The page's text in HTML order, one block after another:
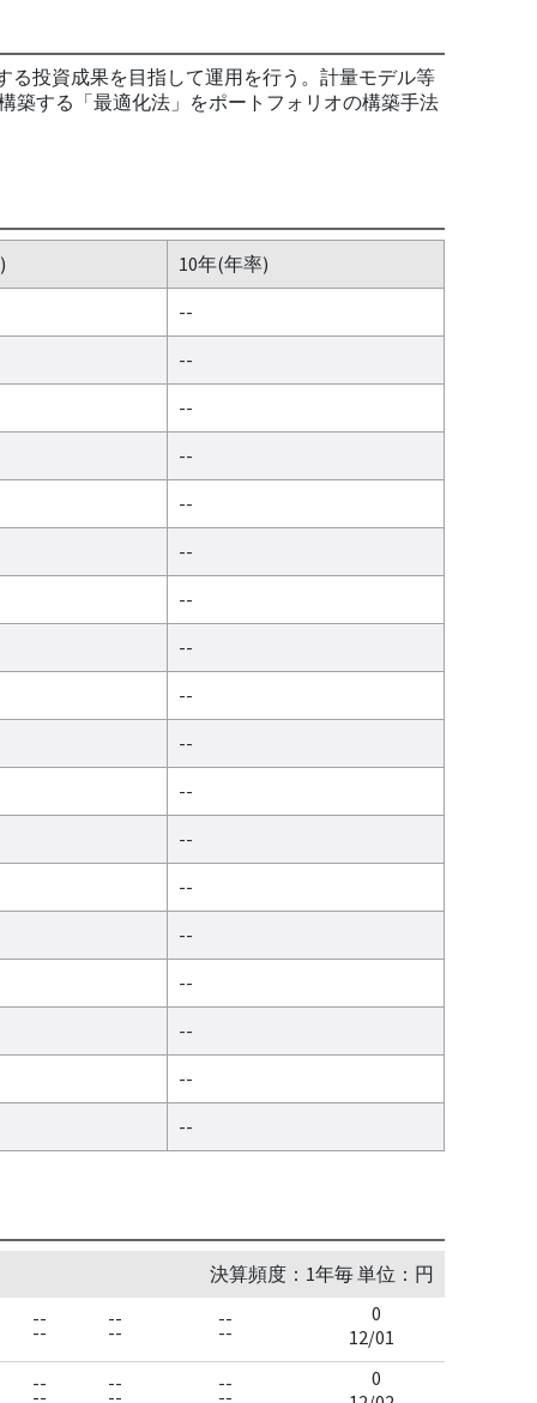
る投資成果を目指して運用を行う。計量モデル等
築する「最適化法」をポートフォリオの構築手法
10年(年率)
--
--
--
--
--
--
--
--
--
--
--
--
--
--
--
--
--
--
決算頻度：1年毎 単位：円
--
--
--
--
--
--
0
12/01
--
--
--
--
--
--
0